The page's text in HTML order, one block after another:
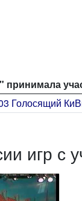
Голосящий
игр с